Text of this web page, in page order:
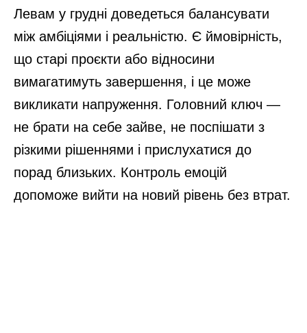
Левам у грудні доведеться балансувати
між амбіціями і реальністю. Є ймовірність,
що старі проєкти або відносини
вимагатимуть завершення, і це може
викликати напруження. Головний ключ —
не брати на себе зайве, не поспішати з
різкими рішеннями і прислухатися до
порад близьких. Контроль емоцій
допоможе вийти на новий рівень без втрат.